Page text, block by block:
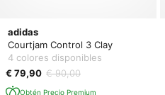
adidas
Courtjam Control 3 Clay
4 colores disponibles
€ 79,90 € 90,00
Obtén Precio Premium